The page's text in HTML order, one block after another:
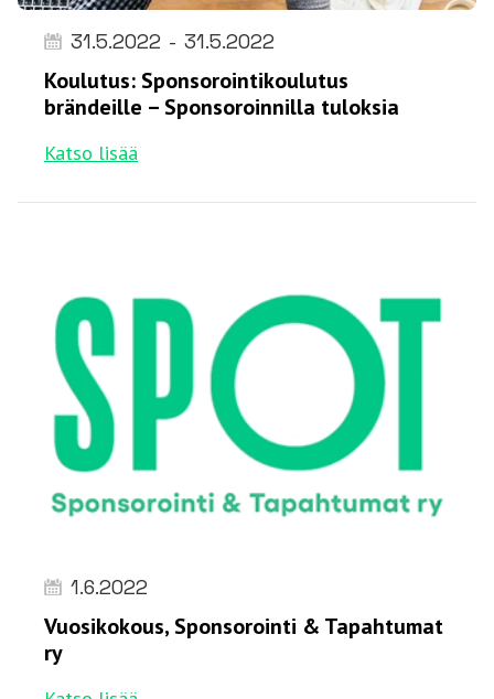
31.5.2022 - 31.5.2022
Koulutus: Sponsorointikoulutus
brändeille – Sponsoroinnilla tuloksia
Katso lisää
1.6.2022
Vuosikokous, Sponsorointi & Tapahtumat
ry